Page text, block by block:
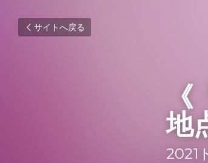
サイトへ戻る
地
2021